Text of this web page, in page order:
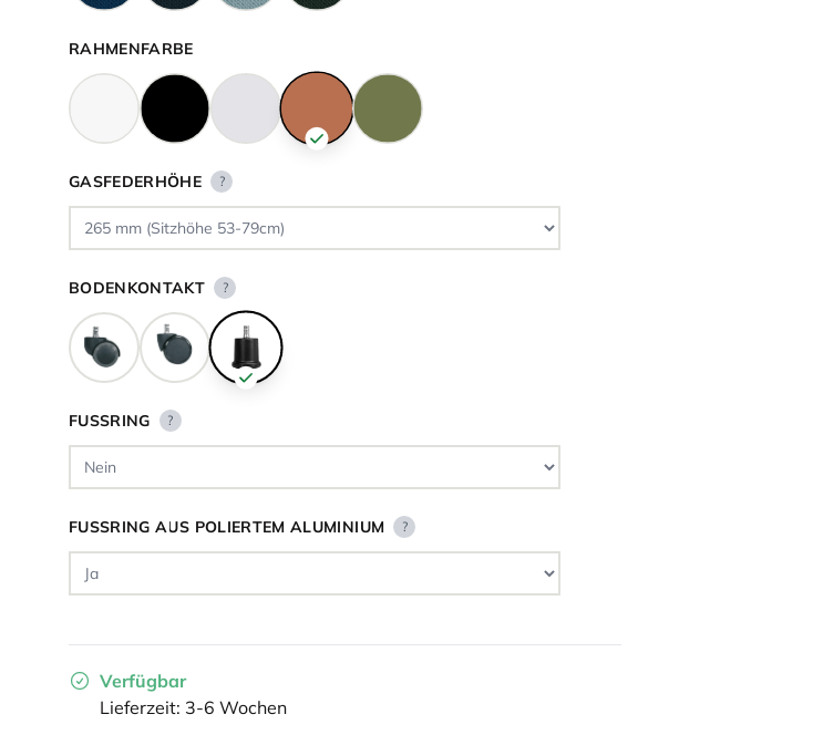
RAHMENFARBE
GASFEDERHÖHE ?
BODENKONTAKT ?
FUSSRING ?
FUSSRING AUS POLIERTEM ALUMINIUM ?
Verfügbar
Lieferzeit: 3-6 Wochen